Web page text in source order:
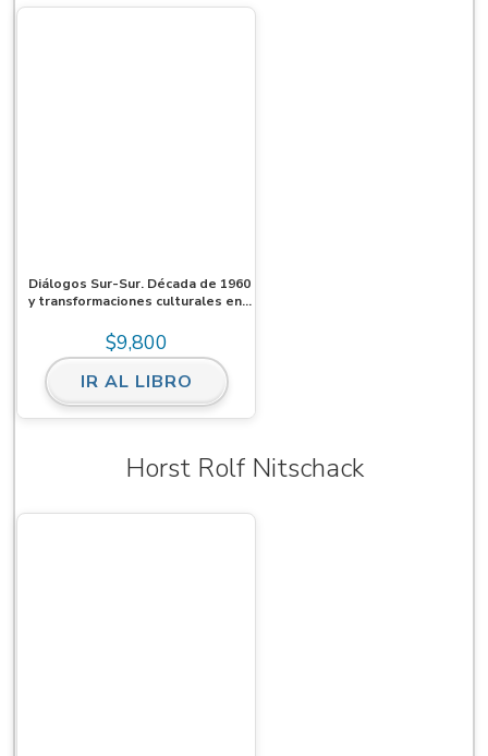
Diálogos Sur-Sur. Década de 1960
y transformaciones culturales en
Roberto Schwarz. Ebook
$9,800
IR AL LIBRO
Horst Rolf Nitschack